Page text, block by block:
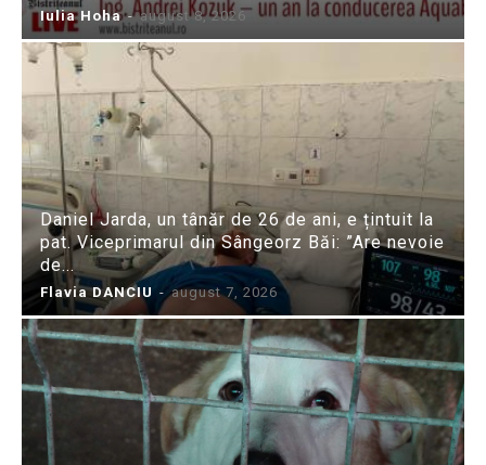
Iulia Hoha - august 8, 2026
Daniel Jarda, un tânăr de 26 de ani, e țintuit la
pat. Viceprimarul din Sângeorz Băi: ”Are nevoie
de...
Flavia DANCIU - august 7, 2026